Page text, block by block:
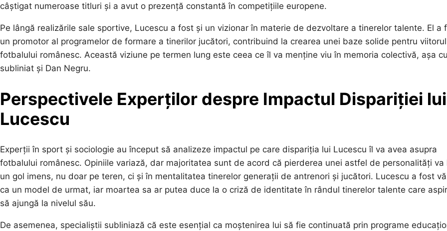
câștigat numeroase titluri și a avut o prezență constantă în competițiile europene.
Pe lângă realizările sale sportive, Lucescu a fost și un vizionar în materie de dezvoltare a tinerelor talente. El a
un promotor al programelor de formare a tinerilor jucători, contribuind la crearea unei baze solide pentru viitorul
fotbalului românesc. Această viziune pe termen lung este ceea ce îl va menține viu în memoria colectivă, așa
subliniat și Dan Negru.
Perspectivele Experților despre Impactul Dispariției lui
Lucescu
Experții în sport și sociologie au început să analizeze impactul pe care dispariția lui Lucescu îl va avea asupra
fotbalului românesc. Opiniile variază, dar majoritatea sunt de acord că pierderea unei astfel de personalități va
un gol imens, nu doar pe teren, ci și în mentalitatea tinerelor generații de antrenori și jucători. Lucescu a fost
ca un model de urmat, iar moartea sa ar putea duce la o criză de identitate în rândul tinerelor talente care
să ajungă la nivelul său.
De asemenea, specialiștii subliniază că este esențial ca moștenirea lui să fie continuată prin programe